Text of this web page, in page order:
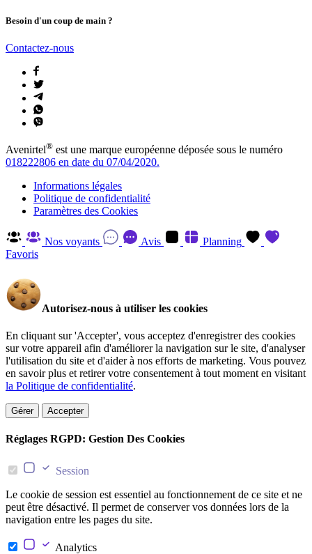
Besoin d'un coup de main ?
Contactez-nous
Avenirtel® est une marque européenne déposée sous le numéro
018222806 en date du 07/04/2020.
Informations légales
Politique de confidentialité
Paramètres des Cookies
Nos voyants Avis
Planning
Favoris
Autorisez-nous à utiliser les cookies
En cliquant sur 'Accepter', vous acceptez d'enregistrer des cookies
sur votre appareil afin d'améliorer la navigation sur le site, d'analyser
l'utilisation du site et d'aider à nos efforts de marketing. Vous pouvez
en savoir plus et retirer votre consentement à tout moment en visitant
la Politique de confidentialité.
Gérer Accepter
Réglages RGPD: Gestion Des Cookies
Session
Le cookie de session est essentiel au fonctionnement de ce site et ne
peut être désactivé. Il permet de conserver vos données lors de la
navigation entre les pages du site.
Analytics